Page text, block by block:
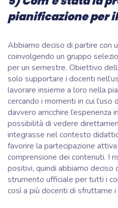
pianificazione per
Abbiamo deciso di partire con
coinvolgendo un gruppo
per un semestre. Obiettivo
solo supportare i docenti
lavorare insieme a loro nella
cercando i momenti in cui
davvero arricchire l’esperienza
possibilità di vedere
integrasse nel contesto
favorire la partecipazione
comprensione dei contenuti. I
positivi, quindi abbiamo deciso
strumento ufficiale per tutti i
così a più docenti di sfruttarne i